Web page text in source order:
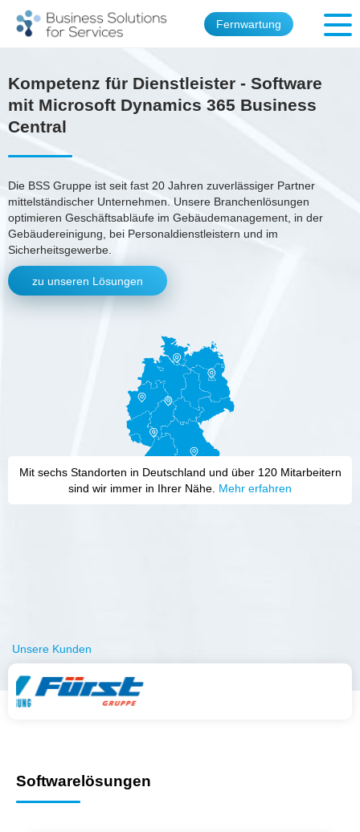
Fernwartung
Unsere Kunden
Kompetenz für Dienstleister - Software
mit Microsoft Dynamics 365 Business
Central
Die BSS Gruppe ist seit fast 20 Jahren zuverlässiger Partner
mittelständischer Unternehmen. Unsere Branchenlösungen
optimieren Geschäftsabläufe im Gebäudemanagement, in der
Gebäudereinigung, bei Personaldienstleistern und im
Sicherheitsgewerbe.
zu unseren Lösungen
Mit sechs Standorten in Deutschland und über 120 Mitarbeitern
sind wir immer in Ihrer Nähe. Mehr erfahren
Softwarelösungen